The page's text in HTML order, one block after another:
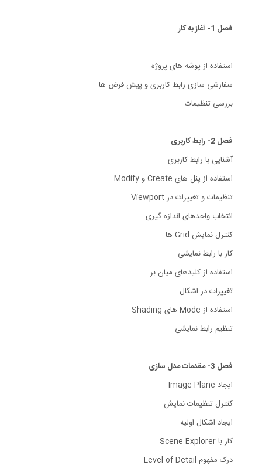
فصل 1- آغاز به کار
استفاده از پوشه های پروژه
سفارشی سازی رابط کاربری و پیش فرض ها
بررسی تنظیمات
فصل 2- رابط کاربری
آشنایی با رابط کاربری
استفاده از پنل های Create و Modify
تنظیمات و تغییرات در Viewport
انتخاب واحدهای اندازه گیری
کنترل نمایش Grid ها
کار با رابط نمایشی
استفاده از کلیدهای میان بر
تغییرات در اشکال
استفاده از Mode های Shading
تنظیم رابط نمایشی
فصل 3- مقدمات مدل سازی
ایجاد Image Plane
کنترل تنظیمات نمایش
ایجاد اشکال اولیه
کار با Scene Explorer
درک مفهوم Level of Detail